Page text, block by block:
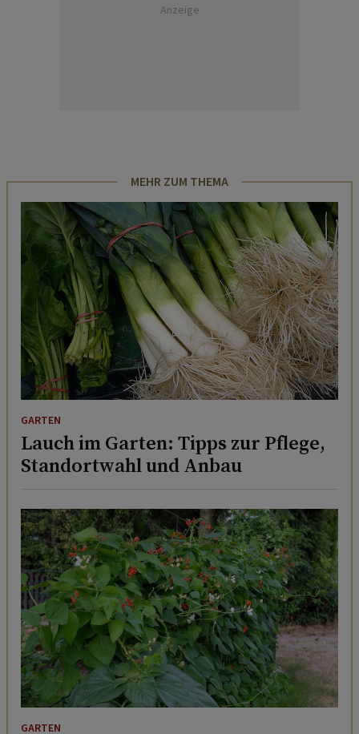
Anzeige
MEHR ZUM THEMA
GARTEN
Lauch im Garten: Tipps zur Pflege,
Standortwahl und Anbau
GARTEN